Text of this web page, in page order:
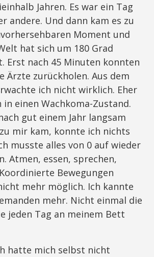
Jahren. Es war ein Tag
andere. Und dann kam es zu
Moment und
hat sich um 180 Grad
Erst nach 45 Minuten konnten
Ärzte zurückholen. Aus dem
ich nicht wirklich. Eher
einen Wachkoma-Zustand.
gut einem Jahr langsam
mir kam, konnte ich nichts
musste alles von 0 auf wieder
Atmen, essen, sprechen,
Bewegungen
mehr möglich. Ich kannte
mehr. Nicht einmal die
jeden Tag an meinem Bett
hatte mich selbst nicht